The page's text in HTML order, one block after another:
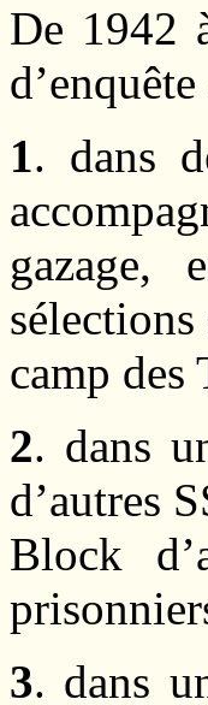
De 1942
1. dans
gazage,
camp des
2. dans
d’autres
Block
3. dans